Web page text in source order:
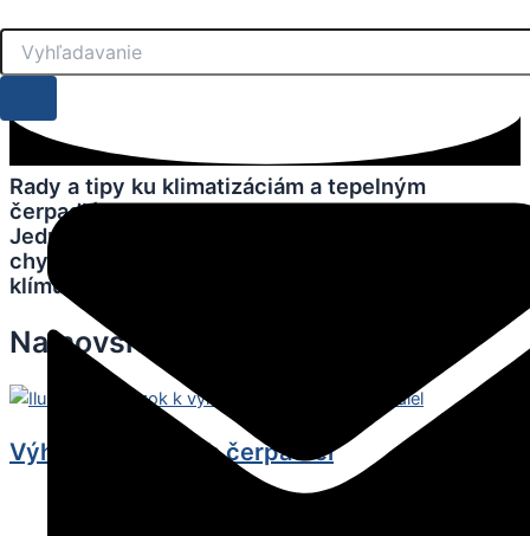
na
obsah
Rady a tipy ku klimatizáciám a tepelným
čerpadlám
Jednoduché rady, ktoré vám pomôžu vyhnúť sa
chybám, ušetriť peniaze a užívať si dokonalú
klímu doma či v práci.
Najnovšie články
Výhody tepelných čerpadiel